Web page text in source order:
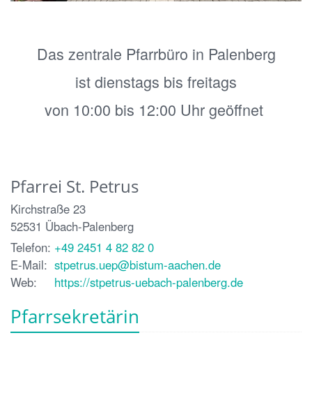
Das zentrale Pfarrbüro in Palenberg
ist dienstags bis freitags
von 10:00 bis 12:00 Uhr geöffnet
Pfarrei St. Petrus
Kirchstraße 23
52531 Übach-Palenberg
Telefon: +49 2451 4 82 82 0
E-Mail: stpetrus.uep@bistum-aachen.de
Web:
https://stpetrus-uebach-palenberg.de
Pfarrsekretärin